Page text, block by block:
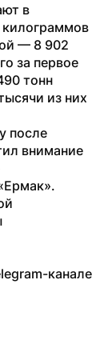
в
килограммов
— 8 902
за первое
тонн
из них
после
внимание